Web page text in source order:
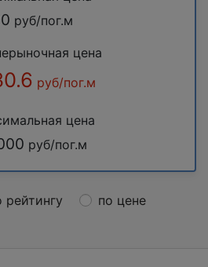
руб/пог.м
цена
руб/пог.м
цена
руб/пог.м
рейтингу
по цене